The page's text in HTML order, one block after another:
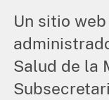
Un sitio
Salud de la